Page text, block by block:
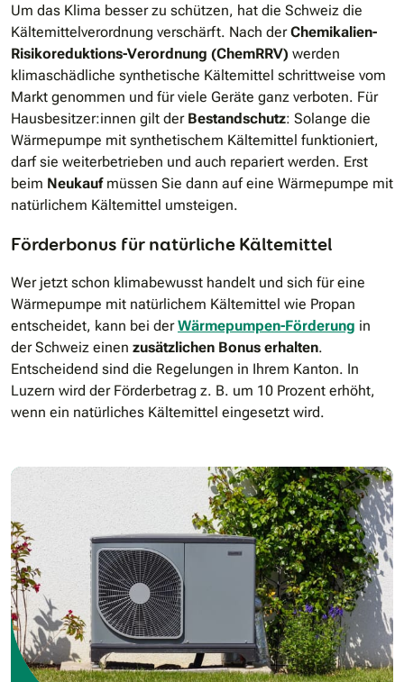
Um das Klima besser zu schützen, hat die Schweiz die
Kältemittelverordnung verschärft. Nach derChemikalien-
Risikoreduktions-Verordnung (ChemRRV) werden
klimaschädliche synthetische Kältemittel schrittweise vom
Markt genommen und für viele Geräte ganz verboten. Für
Hausbesitzer:innen gilt der Bestandschutz: Solange die
Wärmepumpe mit synthetischem Kältemittel funktioniert,
darf sie weiterbetrieben und auch repariert werden. Erst
beim Neukaufmüssen Sie dann auf eine Wärmepumpe mit
natürlichem Kältemittel umsteigen.
Förderbonus für natürliche Kältemittel
Wer jetzt schon klimabewusst handelt und sich für eine
Wärmepumpe mit natürlichem Kältemittel wie Propan
entscheidet, kann bei derWärmepumpen-Förderung in
der Schweiz einen zusätzlichen Bonus erhalten.
Entscheidend sind die Regelungen in Ihrem Kanton. In
Luzern wird der Förderbetrag z. B. um 10 Prozent erhöht,
wenn ein natürliches Kältemittel eingesetzt wird.